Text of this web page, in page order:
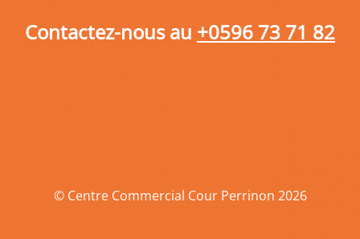
Contactez-nous au +0596 73 71 82
© Centre Commercial Cour Perrinon 2026